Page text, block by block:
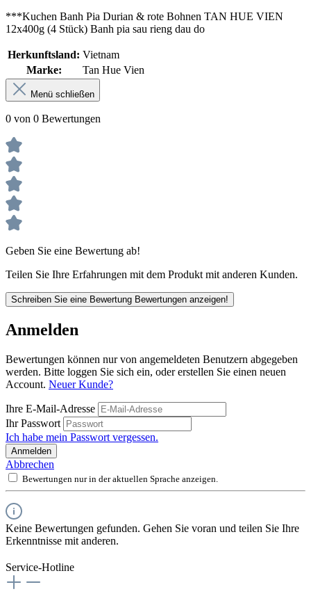
***Kuchen Banh Pia Durian & rote Bohnen TAN HUE VIEN
12x400g (4 Stück) Banh pia sau rieng dau do
Herkunftsland: Vietnam
Marke:
Tan Hue Vien
Menü schließen
0 von 0 Bewertungen
Geben Sie eine Bewertung ab!
Teilen Sie Ihre Erfahrungen mit dem Produkt mit anderen Kunden.
Schreiben Sie eine Bewertung Bewertungen anzeigen!
Anmelden
Bewertungen können nur von angemeldeten Benutzern abgegeben
werden. Bitte loggen Sie sich ein, oder erstellen Sie einen neuen
Account. Neuer Kunde?
Ihre E-Mail-Adresse
Ihr Passwort
Ich habe mein Passwort vergessen.
Anmelden
Abbrechen
Bewertungen nur in der aktuellen Sprache anzeigen.
Keine Bewertungen gefunden. Gehen Sie voran und teilen Sie Ihre
Erkenntnisse mit anderen.
Service-Hotline